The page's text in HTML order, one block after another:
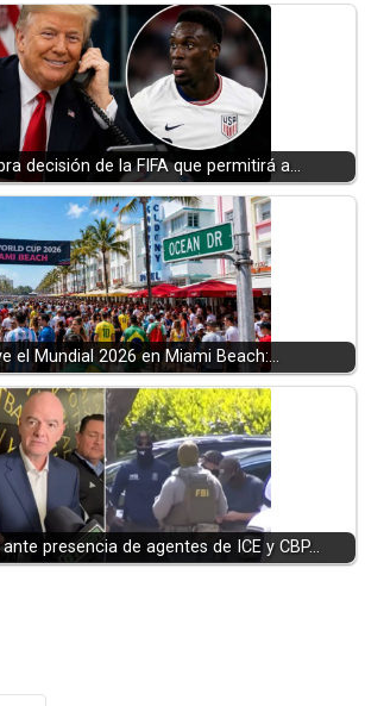
decisión de la FIFA que permitirá a…
el Mundial 2026 en Miami Beach:…
presencia de agentes de ICE y CBP…